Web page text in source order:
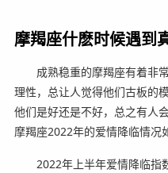
摩羯座什麽时候遇到
成熟稳重的摩羯座有着非常
理性，总让人觉得他们古板的
他们是好还是不好，总之有人
摩羯座2022年的爱情降临情况
2022年上半年爱情降临指